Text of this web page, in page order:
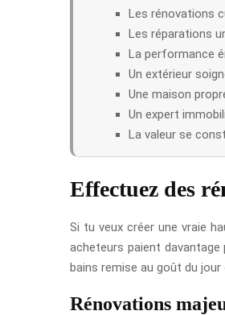
Les rénovations
Les réparations
La performance
Un extérieur
Une maison
Un expert
La valeur se
Effectuez des
Si tu veux créer une vraie
acheteurs paient davantage
bains remise au goût du
Rénovations